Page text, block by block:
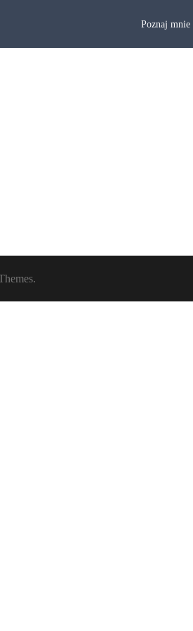
Poznaj mnie